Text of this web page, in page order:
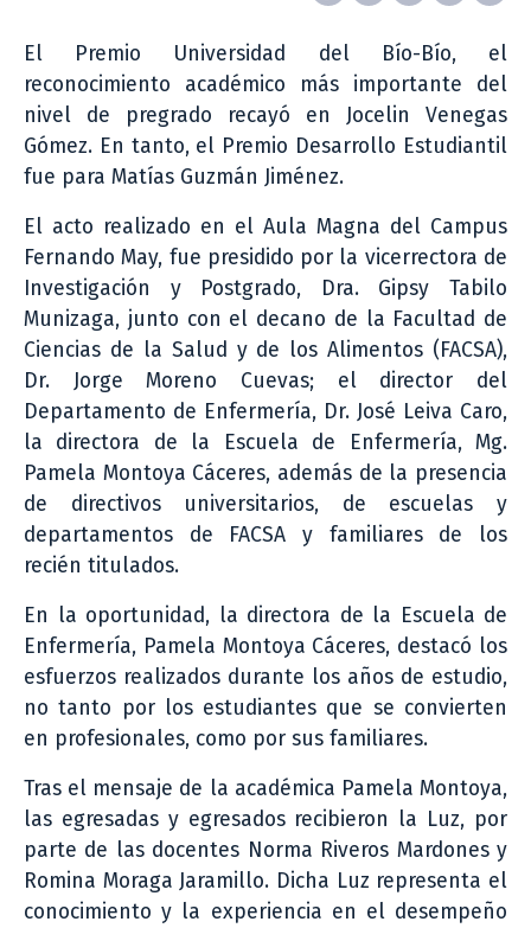
El Premio Universidad del Bío-Bío, el
reconocimiento académico más importante del
nivel de pregrado recayó en Jocelin Venegas
Gómez. En tanto, el Premio Desarrollo Estudiantil
fue para Matías Guzmán Jiménez.
El acto realizado en el Aula Magna del Campus
Fernando May, fue presidido por la vicerrectora de
Investigación y Postgrado, Dra. Gipsy Tabilo
Munizaga, junto con el decano de la Facultad de
Ciencias de la Salud y de los Alimentos (FACSA),
Dr. Jorge Moreno Cuevas; el director del
Departamento de Enfermería, Dr. José Leiva Caro,
la directora de la Escuela de Enfermería, Mg.
Pamela Montoya Cáceres, además de la presencia
de directivos universitarios, de escuelas y
departamentos de FACSA y familiares de los
recién titulados.
En la oportunidad, la directora de la Escuela de
Enfermería, Pamela Montoya Cáceres, destacó los
esfuerzos realizados durante los años de estudio,
no tanto por los estudiantes que se convierten
en profesionales, como por sus familiares.
Tras el mensaje de la académica Pamela Montoya,
las egresadas y egresados recibieron la Luz, por
parte de las docentes Norma Riveros Mardones y
Romina Moraga Jaramillo. Dicha Luz representa el
conocimiento y la experiencia en el desempeño